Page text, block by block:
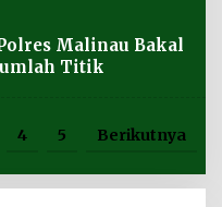
Malinau Bakal
Titik
4 5 Berikutnya